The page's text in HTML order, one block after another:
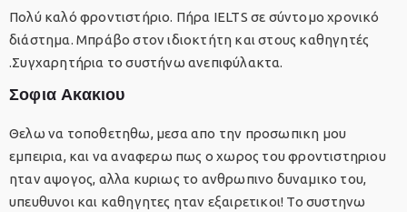
Πολύ καλό φροντιστήριο. Πήρα IELTS σε σύντομο χρονικό
διάστημα. Μπράβο στον ιδιοκτήτη και στους καθηγητές
.Συγχαρητήρια το συστήνω ανεπιφύλακτα.
Σοφια Ακακιου
Θελω να τοποθετηθω, μεσα απο την προσωπικη μου
εμπειρια, και να αναφερω πως ο χωρος του φροντιστηριου
ηταν αψογος, αλλα κυριως το ανθρωπινο δυναμικο του,
υπευθυνοι και καθηγητες ηταν εξαιρετικοι! Το συστηνω